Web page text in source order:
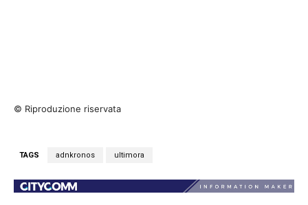
© Riproduzione riservata
TAGS adnkronos ultimora